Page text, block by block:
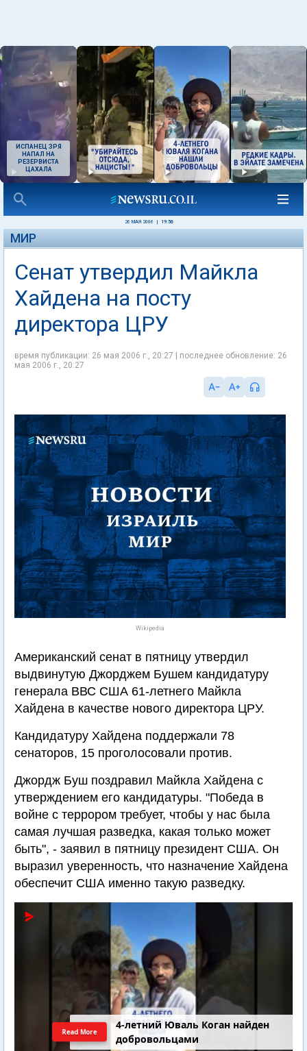
ИСПАНЕЦ ЗРЯ
НАПАЛ НА
РЕЗЕРВИСТА
ЦАХАЛА
26 МАЯ 2006 19:56
МИР
Сенат утвердил Майкла
Хaйдена на посту
директора ЦРУ
время публикации: 26 мая 2006 г., 20:27 | последнее обновление: 26
мая 2006 г., 20:27
Wikipedia
Американский сенат в пятницу утвердил
выдвинутую Джорджем Бушем кандидатуру
генерала ВВС США 61-летнего Майкла
Хaйдена в качестве нового директора ЦРУ.
Кандидатуру Хaйдена поддержали 78
сенаторов, 15 проголосовали против.
Джордж Буш поздравил Майкла Хaйдена с
утверждением его кандидатуры. "Победа в
войне с террором требует, чтобы у нас была
самая лучшая разведка, какая только может
быть", - заявил в пятницу президент США. Он
выразил уверенность, что назначение Хaйдена
обеспечит США именно такую разведку.
4-летний Юваль Коган найден
добровольцами
Read More